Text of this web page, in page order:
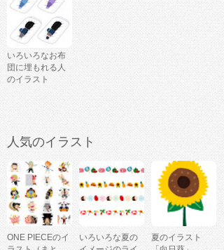
いろいろなお布
団に埋もれる人
のイラスト
人気のイラスト
ONE PIECEのイ
いろいろな夏の
夏のイラスト